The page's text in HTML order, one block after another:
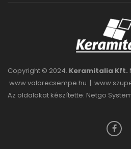
Copyright © 2024. Keramitalia Kft.
www.valorecsempe.hu |
Az oldalakat készítette: Netgo